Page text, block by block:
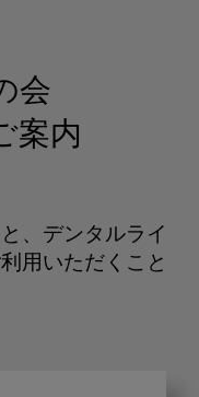
会
案内
、デンタルライ
用いただくこと